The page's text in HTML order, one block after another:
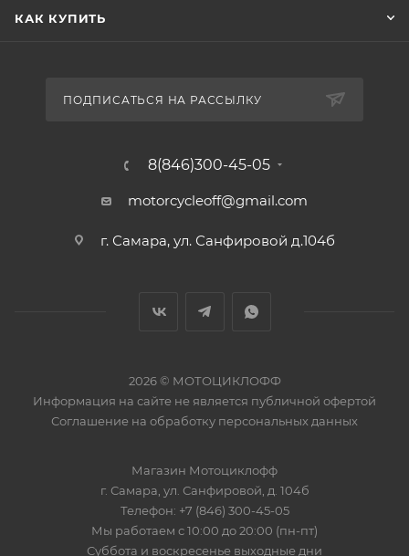
КАК КУПИТЬ
ПОДПИСАТЬСЯ НА РАССЫЛКУ
8(846)300-45-05
motorcycleoff@gmail.com
г. Самара, ул. Санфировой д.104б
2026 © МОТОЦИКЛОФФ
Информация на сайте не является публичной офертой
Соглашение на обработку персональных данных
Магазин Мотоциклофф
г. Самара ул. Санфировой, д. 104б
Телефон: +7 (846) 300-45-05
Мы работаем с 10:00 до 20:00 (пн-пт)
Суббота и воскресенье выходные дни